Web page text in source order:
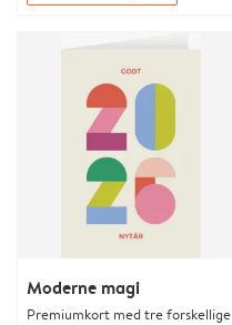
Moderne magi
Premiumkort med tre forskellige